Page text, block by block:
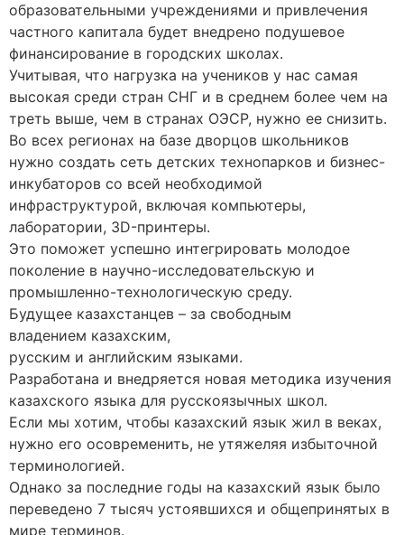
образовательными учреждениями и привлечения
частного капитала будет внедрено подушевое
финансирование в городских школах.
Учитывая, что нагрузка на учеников у нас самая
высокая среди стран СНГ и в среднем более чем на
треть выше, чем в странах ОЭСР, нужно ее снизить.
Во всех регионах на базе дворцов школьников
нужно создать сеть детских технопарков и бизнес-
инкубаторов со всей необходимой
инфраструктурой, включая компьютеры,
лаборатории, 3D-принтеры.
Это поможет успешно интегрировать молодое
поколение в научно-исследовательскую и
промышленно-технологическую среду.
Будущее казахстанцев – за свободным
владением казахским,
русским и английским языками.
Разработана и внедряется новая методика изучения
казахского языка для русскоязычных школ.
Если мы хотим, чтобы казахский язык жил в веках,
нужно его осовременить, не утяжеляя избыточной
терминологией.
Однако за последние годы на казахский язык было
переведено 7 тысяч устоявшихся и общепринятых в
мире терминов.